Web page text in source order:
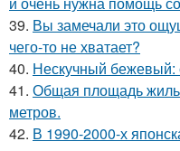
39. Вы замечали это
чего-то не хватает?
40. Нескучный бежевый:
41. Общая площадь
метров.
42. В 1990-2000-х